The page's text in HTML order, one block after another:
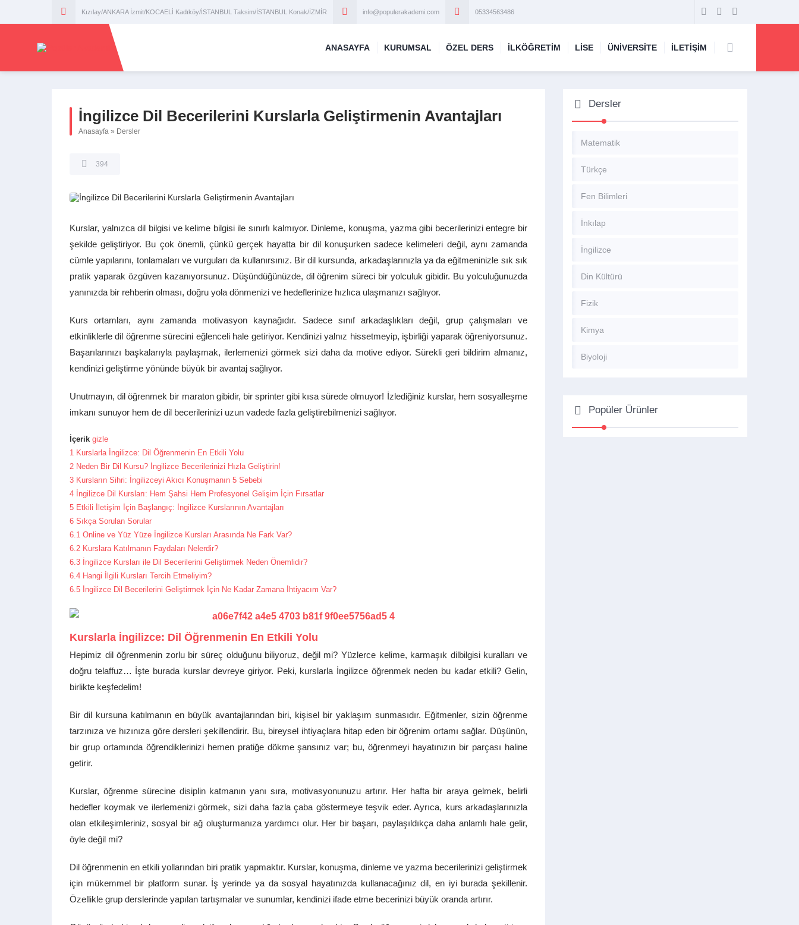
Kızılay/ANKARA İzmit/KOCAELİ Kadıköy/İSTANBUL Taksim/İSTANBUL Konak/İZMİR info@populerakademi.com 05334563486
ANASAYFA KURUMSAL ÖZEL DERS İLKÖĞRETİM LİSE ÜNİVERSİTE İLETİŞİM
İngilizce Dil Becerilerini Kurslarla Geliştirmenin Avantajları
Anasayfa » Dersler
394
Kurslar, yalnızca dil bilgisi ve kelime bilgisi ile sınırlı kalmıyor. Dinleme, konuşma, yazma gibi becerilerinizi entegre bir
şekilde geliştiriyor. Bu çok önemli, çünkü gerçek hayatta bir dil konuşurken sadece kelimeleri değil, aynı zamanda
cümle yapılarını, tonlamaları ve vurguları da kullanırsınız. Bir dil kursunda, arkadaşlarınızla ya da eğitmeninizle sık sık
pratik yaparak özgüven kazanıyorsunuz. Düşündüğünüzde, dil öğrenim süreci bir yolculuk gibidir. Bu yolculuğunuzda
yanınızda bir rehberin olması, doğru yola dönmenizi ve hedeflerinize hızlıca ulaşmanızı sağlıyor.
Kurs ortamları, aynı zamanda motivasyon kaynağıdır. Sadece sınıf arkadaşlıkları değil, grup çalışmaları ve
etkinliklerle dil öğrenme sürecini eğlenceli hale getiriyor. Kendinizi yalnız hissetmeyip, işbirliği yaparak öğreniyorsunuz.
Başarılarınızı başkalarıyla paylaşmak, ilerlemenizi görmek sizi daha da motive ediyor. Sürekli geri bildirim almanız,
kendinizi geliştirme yönünde büyük bir avantaj sağlıyor.
Unutmayın, dil öğrenmek bir maraton gibidir, bir sprinter gibi kısa sürede olmuyor! İzlediğiniz kurslar, hem sosyalleşme
imkanı sunuyor hem de dil becerilerinizi uzun vadede fazla geliştirebilmenizi sağlıyor.
İçerik gizle
1 Kurslarla İngilizce: Dil Öğrenmenin En Etkili Yolu
2 Neden Bir Dil Kursu? İngilizce Becerilerinizi Hızla Geliştirin!
3 Kursların Sihri: İngilizceyi Akıcı Konuşmanın 5 Sebebi
4 İngilizce Dil Kursları: Hem Şahsi Hem Profesyonel Gelişim İçin Fırsatlar
5 Etkili İletişim İçin Başlangıç: İngilizce Kurslarının Avantajları
6 Sıkça Sorulan Sorular
6.1 Online ve Yüz Yüze İngilizce Kursları Arasında Ne Fark Var?
6.2 Kurslara Katılmanın Faydaları Nelerdir?
6.3 İngilizce Kursları ile Dil Becerilerini Geliştirmek Neden Önemlidir?
6.4 Hangi İlgili Kursları Tercih Etmeliyim?
6.5 İngilizce Dil Becerilerini Geliştirmek İçin Ne Kadar Zamana İhtiyacım Var?
Kurslarla İngilizce: Dil Öğrenmenin En Etkili Yolu
Hepimiz dil öğrenmenin zorlu bir süreç olduğunu biliyoruz, değil mi? Yüzlerce kelime, karmaşık dilbilgisi kuralları ve
doğru telaffuz… İşte burada kurslar devreye giriyor. Peki, kurslarla İngilizce öğrenmek neden bu kadar etkili? Gelin,
birlikte keşfedelim!
Bir dil kursuna katılmanın en büyük avantajlarından biri, kişisel bir yaklaşım sunmasıdır. Eğitmenler, sizin öğrenme
tarzınıza ve hızınıza göre dersleri şekillendirir. Bu, bireysel ihtiyaçlara hitap eden bir öğrenim ortamı sağlar. Düşünün,
bir grup ortamında öğrendiklerinizi hemen pratiğe dökme şansınız var; bu, öğrenmeyi hayatınızın bir parçası haline
getirir.
Kurslar, öğrenme sürecine disiplin katmanın yanı sıra, motivasyonunuzu artırır. Her hafta bir araya gelmek, belirli
hedefler koymak ve ilerlemenizi görmek, sizi daha fazla çaba göstermeye teşvik eder. Ayrıca, kurs arkadaşlarınızla
olan etkileşimleriniz, sosyal bir ağ oluşturmanıza yardımcı olur. Her bir başarı, paylaşıldıkça daha anlamlı hale gelir,
öyle değil mi?
Dil öğrenmenin en etkili yollarından biri pratik yapmaktır. Kurslar, konuşma, dinleme ve yazma becerilerinizi geliştirmek
için mükemmel bir platform sunar. İş yerinde ya da sosyal hayatınızda kullanacağınız dil, en iyi burada şekillenir.
Özellikle grup derslerinde yapılan tartışmalar ve sunumlar, kendinizi ifade etme becerinizi büyük oranda artırır.
Dersler
Matematik
Türkçe
Fen Bilimleri
İnkılap
İngilizce
Din Kültürü
Fizik
Kimya
Biyoloji
Popüler Ürünler